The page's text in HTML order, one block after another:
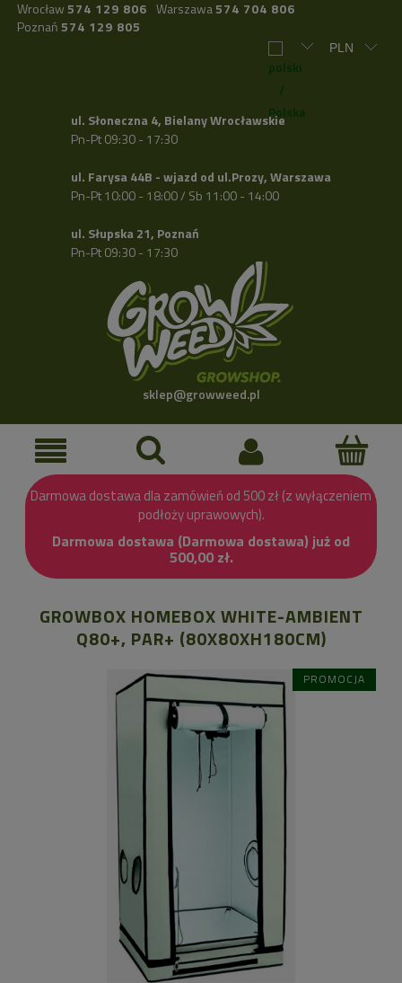
Wrocław 574 129 806 Warszawa574 704 806
Poznań 574 129 805
ul. Słoneczna 4, Bielany Wrocławskie
Pn-Pt 09:30 - 17:30
ul. Farysa 44B - wjazd od ul.Prozy, Warszawa
Pn-Pt 10:00 - 18:00 / Sb 11:00 - 14:00
ul. Słupska 21, Poznań
Pn-Pt 09:30 - 17:30
sklep@growweed.pl
Darmowa dostawa dla zamówień od 500 zł (z wyłączeniem
podłoży uprawowych).
Darmowa dostawa (Darmowa dostawa) już od
500,00 zł.
GROWBOX HOMEBOX WHITE-AMBIENT
Q80+, PAR+ (80X80XH180CM)
PROMOCJA